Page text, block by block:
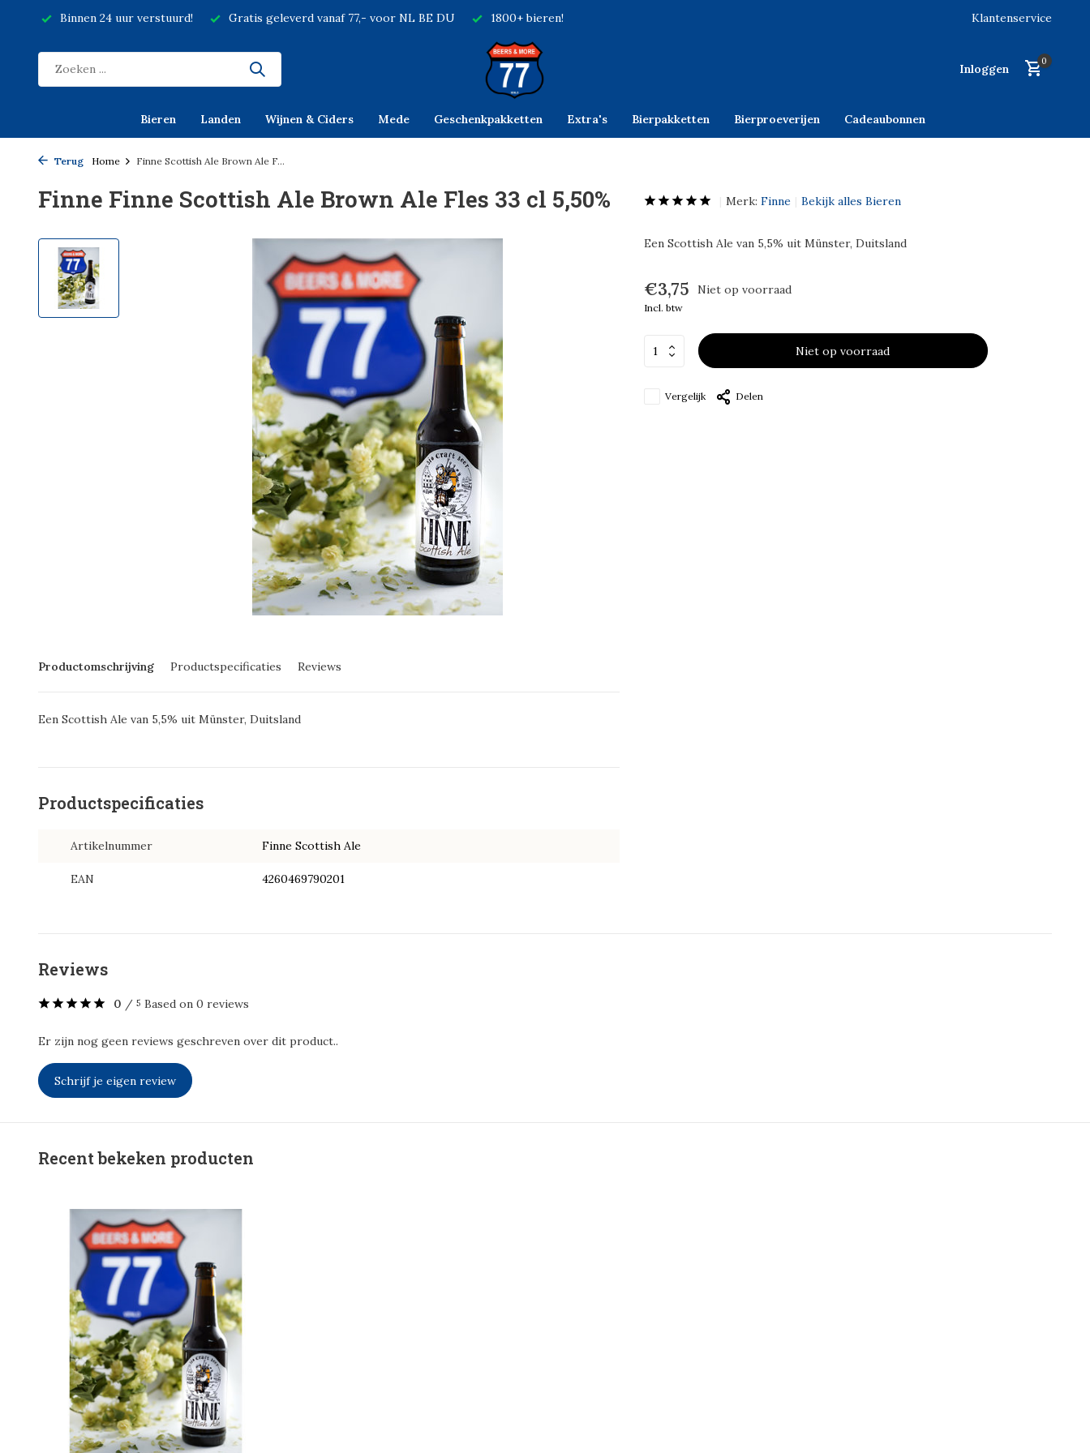
Binnen 24 uur verstuurd! Gratis geleverd vanaf 77,- voor NL BE DU 1800+ bieren! Klantenservice
Inloggen
0
Bieren Landen Wijnen & Ciders Mede Geschenkpakketten Extra's Bierpakketten Bierproeverijen Cadeaubonnen
Terug Home Finne Scottish Ale Brown Ale F...
Finne Finne Scottish Ale Brown Ale Fles 33 cl 5,50%
Productomschrijving Productspecificaties Reviews
Een Scottish Ale van 5,5% uit Münster, Duitsland
Productspecificaties
Artikelnummer Finne Scottish Ale
EAN 4260469790201
Merk: Finne Bekijk alles Bieren
Een Scottish Ale van 5,5% uit Münster, Duitsland
€3,75 Niet op voorraad
Incl. btw
Niet op voorraad
Vergelijk Delen
Reviews
0 / 5 Based on 0 reviews
Er zijn nog geen reviews geschreven over dit product..
Schrijf je eigen review
Recent bekeken producten